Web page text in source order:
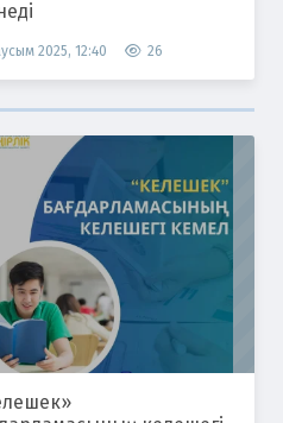
2025, 12:40 26